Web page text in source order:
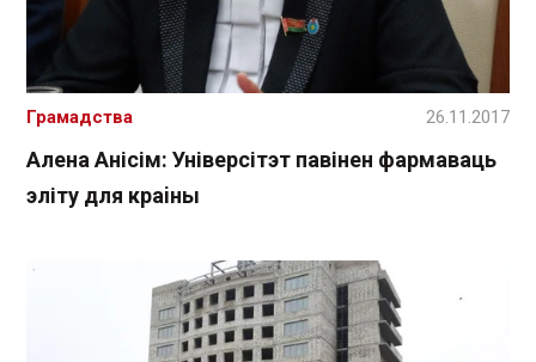
Алена Анісім: Універсітэт павінен фармаваць
эліту для краiны
Грамадства 26.11.2017